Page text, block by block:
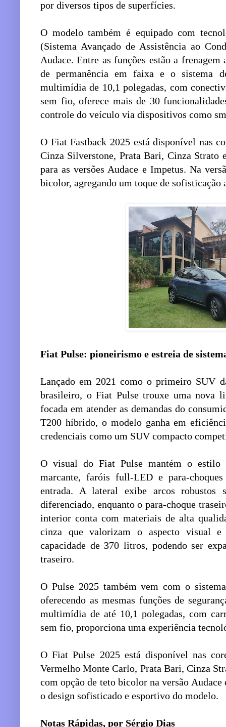
por diversos tipos de superfícies.
O modelo também é equipado com
(Sistema Avançado de Assistência ao
Audace. Entre as funções estão a
de permanência em faixa e o sistema
multimídia de 10,1 polegadas, com
sem fio, oferece mais de 30
controle do veículo via dispositivos como
O Fiat Fastback 2025 está disponível nas
Cinza Silverstone, Prata Bari, Cinza
para as versões Audace e Impetus. Na
bicolor, agregando um toque de sofisticação
Fiat Pulse: pioneirismo e estreia de
Lançado em 2021 como o primeiro SUV
brasileiro, o Fiat Pulse trouxe uma nova
focada em atender as demandas do
T200 híbrido, o modelo ganha em
credenciais como um SUV compacto
O visual do Fiat Pulse mantém o estilo
marcante, faróis full-LED e para-
entrada. A lateral exibe arcos robustos
diferenciado, enquanto o para-choque
interior conta com materiais de alta
cinza que valorizam o aspecto visual
capacidade de 370 litros, podendo ser
traseiro.
O Pulse 2025 também vem com o
oferecendo as mesmas funções de
multimídia de até 10,1 polegadas, com
sem fio, proporciona uma experiência
O Fiat Pulse 2025 está disponível nas
Vermelho Monte Carlo, Prata Bari, Cinza
com opção de teto bicolor na versão
o design sofisticado e esportivo do modelo.
Notas Rápidas, por Sérgio Dias